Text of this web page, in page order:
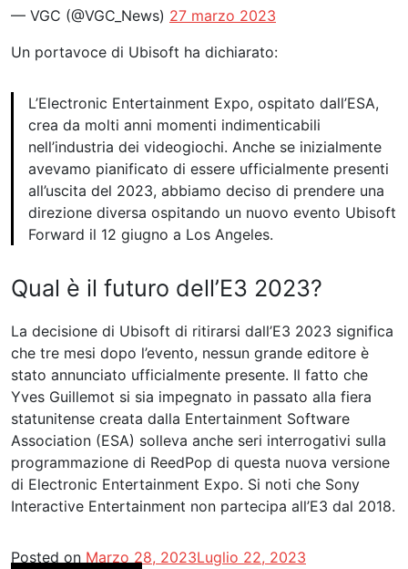
— VGC (@VGC_News) 27 marzo 2023
Un portavoce di Ubisoft ha dichiarato:
L’Electronic Entertainment Expo, ospitato dall’ESA,
crea da molti anni momenti indimenticabili
nell’industria dei videogiochi. Anche se inizialmente
avevamo pianificato di essere ufficialmente presenti
all’uscita del 2023, abbiamo deciso di prendere una
direzione diversa ospitando un nuovo evento Ubisoft
Forward il 12 giugno a Los Angeles.
Qual è il futuro dell’E3 2023?
La decisione di Ubisoft di ritirarsi dall’E3 2023 significa
che tre mesi dopo l’evento, nessun grande editore è
stato annunciato ufficialmente presente. Il fatto che
Yves Guillemot si sia impegnato in passato alla fiera
statunitense creata dalla Entertainment Software
Association (ESA) solleva anche seri interrogativi sulla
programmazione di ReedPop di questa nuova versione
di Electronic Entertainment Expo. Si noti che Sony
Interactive Entertainment non partecipa all’E3 dal 2018.
Posted on Marzo 28, 2023Luglio 22, 2023